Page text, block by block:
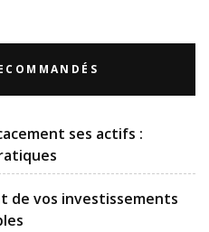
ses actifs :
de vos investissements